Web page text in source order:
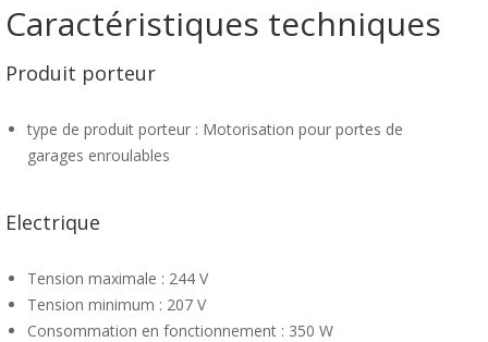
Caractéristiques techniques
Produit porteur
type de produit porteur : Motorisation pour portes de
garages enroulables
Electrique
Tension maximale : 244 V
Tension minimum : 207 V
Consommation en fonctionnement : 350 W